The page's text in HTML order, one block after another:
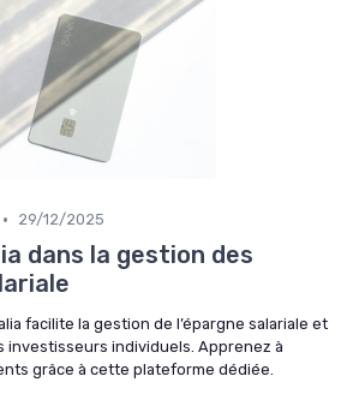
• 29/12/2025
dans la gestion des
facilite la gestion de l’épargne salariale et
investisseurs individuels. Apprenez à
grâce à cette plateforme dédiée.